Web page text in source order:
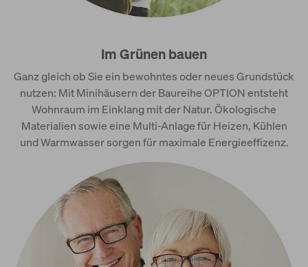
Im Grünen bauen
Ganz gleich ob Sie ein bewohntes oder neues Grundstück
nutzen: Mit Minihäusern der Baureihe OPTION entsteht
Wohnraum im Einklang mit der Natur. Ökologische
Materialien sowie eine Multi-Anlage für Heizen, Kühlen
und Warmwasser sorgen für maximale Energieeffizenz.